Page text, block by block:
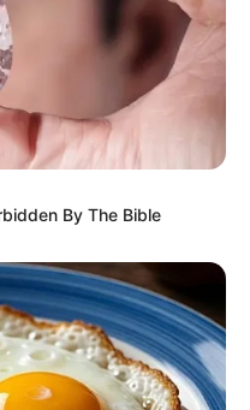
di
By The Bible